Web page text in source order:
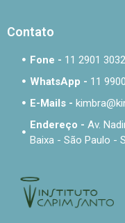
Contato
Fone - 11 2901 3032
WhatsApp - 11
E-Mails -
Endereço -Av.
Baixa - São Paulo -